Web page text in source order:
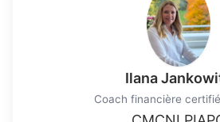
Ilana
Coach financière